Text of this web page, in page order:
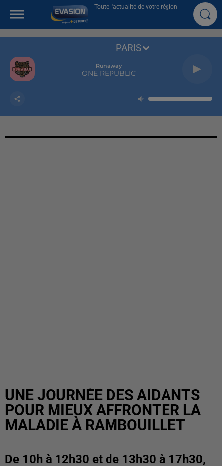
Toute l'actualité de votre région
Runaway
ONE REPUBLIC
PARIS
UNE JOURNÉE DES AIDANTS
POUR MIEUX AFFRONTER LA
MALADIE À RAMBOUILLET
De 10h à 12h30 et de 13h30 à 17h30,